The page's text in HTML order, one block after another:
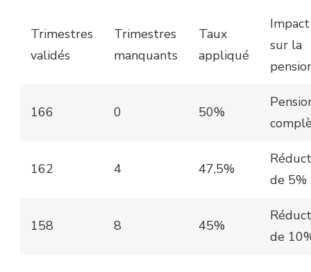
Trimestres
validés
Trimestres
manquants
Taux
appliqué
Impact
sur la
166 0 50%
162 4 47,5%
de 5%
158 8 45%
de